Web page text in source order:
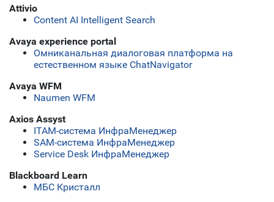
Attivio
Content AI Intelligent Search
Avaya experience portal
Омниканальная диалоговая платформа на
естественном языке ChatNavigator
Avaya WFM
Naumen WFM
Axios Assyst
ITAM-система ИнфраМенеджер
SAM-система ИнфраМенеджер
Service Desk ИнфраМенеджер
Blackboard Learn
МБС Кристалл